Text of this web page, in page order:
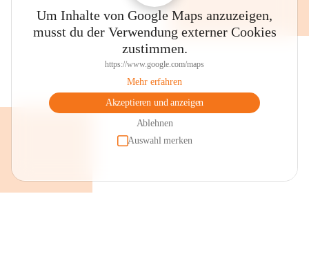
Um Inhalte von Google Maps anzuzeigen,
musst du der Verwendung externer Cookies
zustimmen.
https://www.google.com/maps
Mehr erfahren
Akzeptieren und anzeigen
Ablehnen
Auswahl merken